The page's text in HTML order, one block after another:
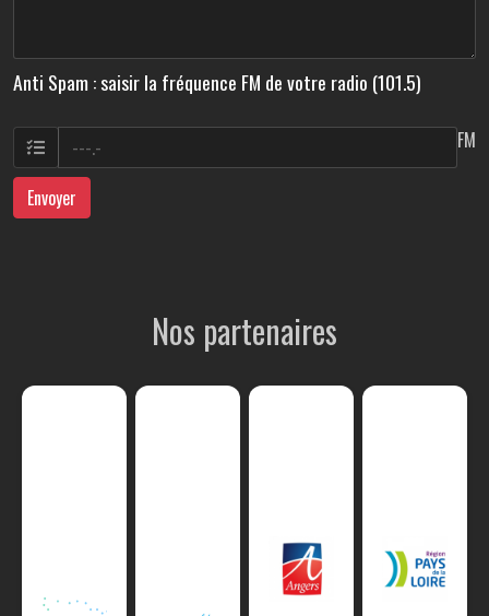
Anti Spam : saisir la fréquence FM de votre radio (101.5)
FM
Envoyer
Nos partenaires